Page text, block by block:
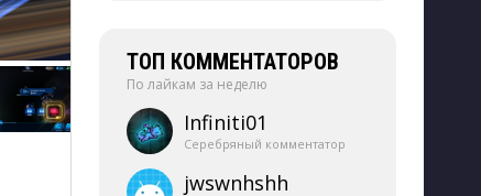
ТОП КОММЕНТАТОРОВ
По лайкам за неделю
Infiniti01
Серебряный комментатор
jwswnhshh